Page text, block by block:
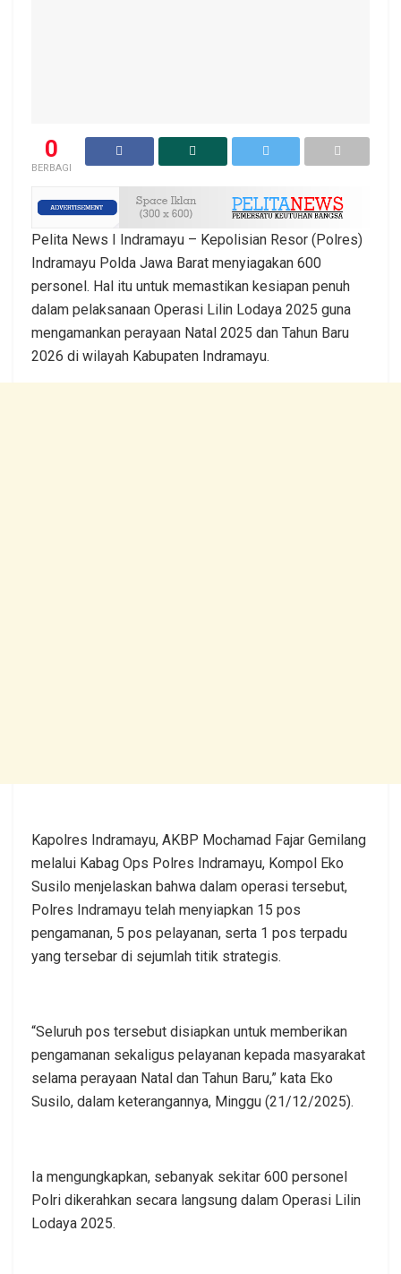
0
BERBAGI
Pelita News I Indramayu – Kepolisian Resor (Polres)
Indramayu Polda Jawa Barat menyiagakan 600
personel. Hal itu untuk memastikan kesiapan penuh
dalam pelaksanaan Operasi Lilin Lodaya 2025 guna
mengamankan perayaan Natal 2025 dan Tahun Baru
2026 di wilayah Kabupaten Indramayu.
Kapolres Indramayu, AKBP Mochamad Fajar Gemilang
melalui Kabag Ops Polres Indramayu, Kompol Eko
Susilo menjelaskan bahwa dalam operasi tersebut,
Polres Indramayu telah menyiapkan 15 pos
pengamanan, 5 pos pelayanan, serta 1 pos terpadu
yang tersebar di sejumlah titik strategis.
“Seluruh pos tersebut disiapkan untuk memberikan
pengamanan sekaligus pelayanan kepada masyarakat
selama perayaan Natal dan Tahun Baru,” kata Eko
Susilo, dalam keterangannya, Minggu (21/12/2025).
Ia mengungkapkan, sebanyak sekitar 600 personel
Polri dikerahkan secara langsung dalam Operasi Lilin
Lodaya 2025.